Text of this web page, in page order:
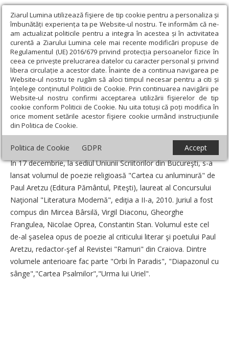
Ziarul Lumina utilizează fişiere de tip cookie pentru a personaliza și
îmbunătăți experiența ta pe Website-ul nostru. Te informăm că ne-
am actualizat politicile pentru a integra în acestea și în activitatea
curentă a Ziarului Lumina cele mai recente modificări propuse de
Regulamentul (UE) 2016/679 privind protecția persoanelor fizice în
ceea ce privește prelucrarea datelor cu caracter personal și privind
libera circulație a acestor date. Înainte de a continua navigarea pe
Website-ul nostru te rugăm să aloci timpul necesar pentru a citi și
înțelege conținutul Politicii de Cookie. Prin continuarea navigării pe
Website-ul nostru confirmi acceptarea utilizării fişierelor de tip
cookie conform Politicii de Cookie. Nu uita totuși că poți modifica în
orice moment setările acestor fişiere cookie urmând instrucțiunile
din Politica de Cookie.
Politica de Cookie GDPR Accept
Ziarul Lumina › Educaţie și Cultură › Cultură › Lansare de carte
cu poeme religioase
Lansare de carte cu poeme religioase
Data: 04 Ianuarie 2011
În 17 decembrie, la sediul Uniunii Scriitorilor din Bucureşti, s-a
lansat volumul de poezie religioasă "Cartea cu anluminură" de
Paul Aretzu (Editura Pământul, Piteşti), laureat al Concursului
Naţional "Literatura Modernă", ediţia a II-a, 2010. Juriul a fost
compus din Mircea Bârsilă, Virgil Diaconu, Gheorghe
Frangulea, Nicolae Oprea, Constantin Stan. Volumul este cel
de-al şaselea opus de poezie al criticului literar şi poetului Paul
Aretzu, redactor-şef al Revistei "Ramuri" din Craiova. Dintre
volumele anterioare fac parte "Orbi în Paradis", "Diapazonul cu
sânge","Cartea Psalmilor","Urma lui Uriel".